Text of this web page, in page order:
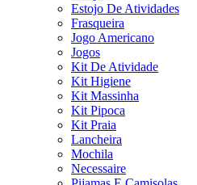
Estojo De Atividades
Frasqueira
Jogo Americano
Jogos
Kit De Atividade
Kit Higiene
Kit Massinha
Kit Pipoca
Kit Praia
Lancheira
Mochila
Necessaire